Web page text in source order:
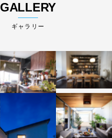
GALLERY
ギャラリー